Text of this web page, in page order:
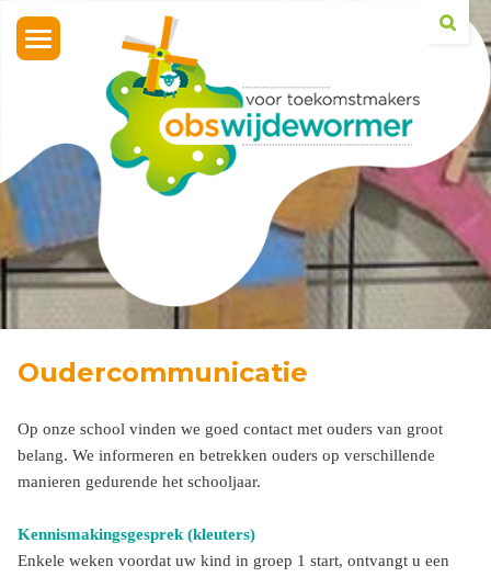
Toggle
Oudercommunicatie
Op onze school vinden we goed contact met ouders van groot
belang. We informeren en betrekken ouders op verschillende
manieren gedurende het schooljaar.
Kennismakingsgesprek (kleuters)
Enkele weken voordat uw kind in groep 1 start, ontvangt u een